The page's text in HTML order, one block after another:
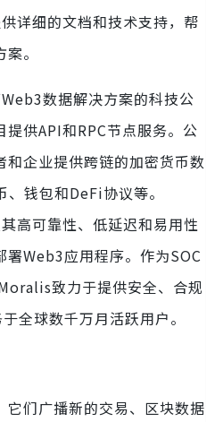
详细的文档和技术支持，帮
。
数据解决方案的科技公
供API和RPC节点服务。公
和企业提供跨链的加密货币数
、钱包和DeFi协议等。
高可靠性、低延迟和易用性
署Web3应用程序。作为SOC
致力于提供安全、合规
全球数千万月活跃用户。
它们广播新的交易、区块数据